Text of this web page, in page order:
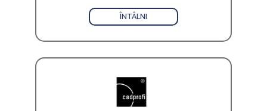
ÎNTÂLNI